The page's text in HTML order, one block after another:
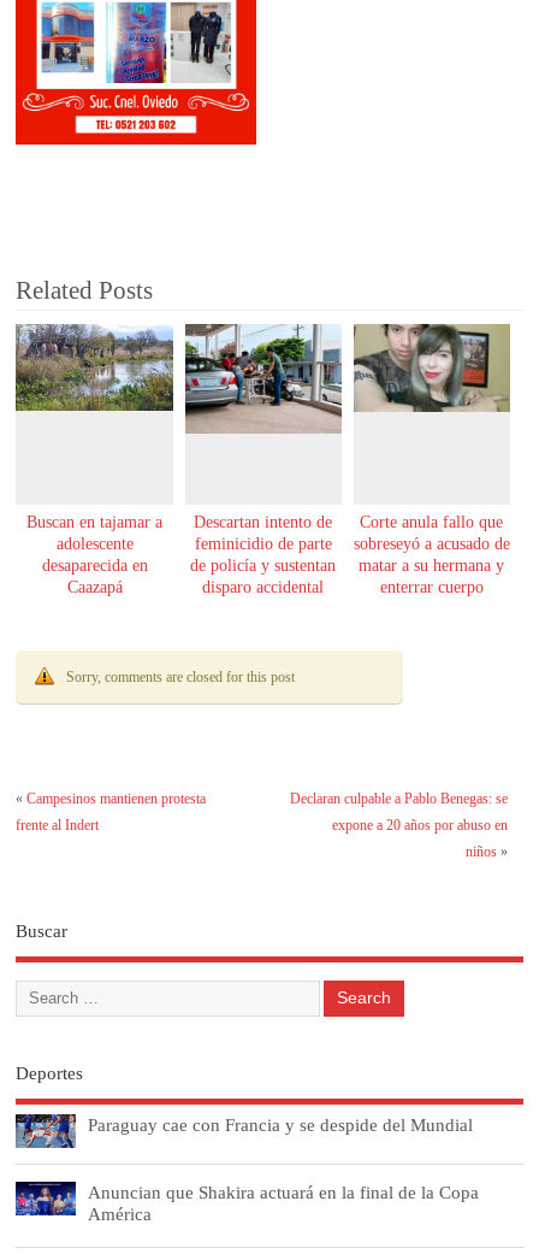
Related Posts
Buscan en tajamar a
adolescente
desaparecida en
Caazapá
Descartan intento de
feminicidio de parte
de policía y sustentan
disparo accidental
Corte anula fallo que
sobreseyó a acusado de
matar a su hermana y
enterrar cuerpo
Sorry, comments are closed for this post
«Campesinos mantienen protesta
frente al Indert
Declaran culpable a Pablo Benegas: se
expone a 20 años por abuso en
niños»
Buscar
Deportes
Paraguay cae con Francia y se despide del Mundial
Anuncian que Shakira actuará en la final de la Copa
América